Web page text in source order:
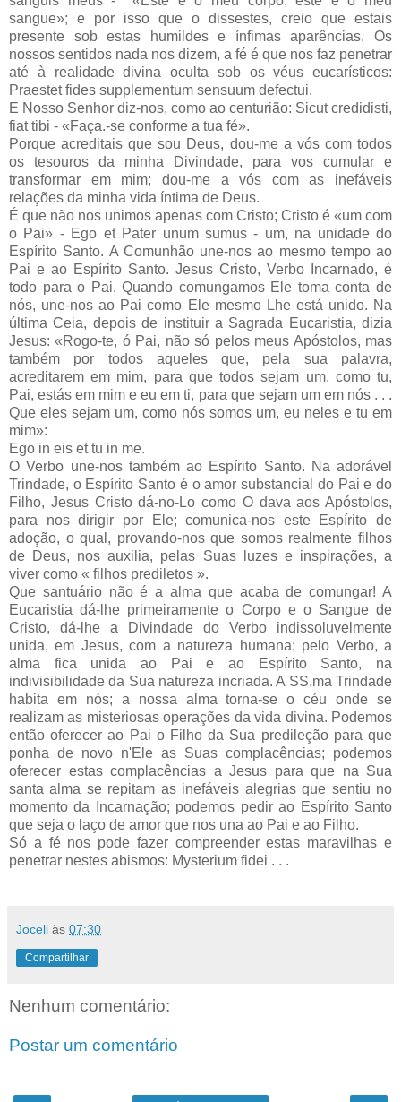
sangue»; e por isso que o dissestes, creio que estais
presente sob estas humildes e ínfimas aparências. Os
nossos sentidos nada nos dizem, a fé é que nos faz penetrar
até à realidade divina oculta sob os véus eucarísticos:
Praestet fides supplementum sensuum defectui.
E Nosso Senhor diz-nos, como ao centurião: Sicut credidisti,
fiat tibi - «Faça.-se conforme a tua fé».
Porque acreditais que sou Deus, dou-me a vós com todos
os tesouros da minha Divindade, para vos cumular e
transformar em mim; dou-me a vós com as inefáveis
relações da minha vida íntima de Deus.
É que não nos unimos apenas com Cristo; Cristo é «um com
o Pai» - Ego et Pater unum sumus - um, na unidade do
Espírito Santo. A Comunhão une-nos ao mesmo tempo ao
Pai e ao Espírito Santo. Jesus Cristo, Verbo Incarnado, é
todo para o Pai. Quando comungamos Ele toma conta de
nós, une-nos ao Pai como Ele mesmo Lhe está unido. Na
última Ceia, depois de instituir a Sagrada Eucaristia, dizia
Jesus: «Rogo-te, ó Pai, não só pelos meus Apóstolos, mas
também por todos aqueles que, pela sua palavra,
acreditarem em mim, para que todos sejam um, como tu,
Pai, estás em mim e eu em ti, para que sejam um em nós . . .
Que eles sejam um, como nós somos um, eu neles e tu em
mim»:
Ego in eis et tu in me.
O Verbo une-nos também ao Espírito Santo. Na adorável
Trindade, o Espírito Santo é o amor substancial do Pai e do
Filho, Jesus Cristo dá-no-Lo como O dava aos Apóstolos,
para nos dirigir por Ele; comunica-nos este Espírito de
adoção, o qual, provando-nos que somos realmente filhos
de Deus, nos auxilia, pelas Suas luzes e inspirações, a
viver como « filhos prediletos ».
Que santuário não é a alma que acaba de comungar! A
Eucaristia dá-lhe primeiramente o Corpo e o Sangue de
Cristo, dá-lhe a Divindade do Verbo indissoluvelmente
unida, em Jesus, com a natureza humana; pelo Verbo, a
alma fica unida ao Pai e ao Espírito Santo, na
indivisibilidade da Sua natureza incriada. A SS.ma Trindade
habita em nós; a nossa alma torna-se o céu onde se
realizam as misteriosas operações da vida divina. Podemos
então oferecer ao Pai o Filho da Sua predileção para que
ponha de novo n'Ele as Suas complacências; podemos
oferecer estas complacências a Jesus para que na Sua
santa alma se repitam as inefáveis alegrias que sentiu no
momento da Incarnação; podemos pedir ao Espírito Santo
que seja o laço de amor que nos una ao Pai e ao Filho.
Só a fé nos pode fazer compreender estas maravilhas e
penetrar nestes abismos: Mysterium fidei . . .
Joceli às 07:30
Compartilhar
Nenhum comentário:
Postar um comentário